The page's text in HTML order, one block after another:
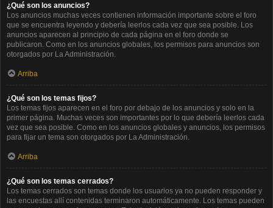
¿Qué son los anuncios?
Los anuncios muchas veces contienen información importante sobre el foro
que se encuentra leyendo y debería leerlos cada vez que sea posible. Los
anuncios aparecen al principio de cada página en el foro donde se
publicaron. Como en los anuncios globales, los permisos para anuncios son
otorgados por La Administración.
Arriba
¿Qué son los temas fijos?
Los temas fijos aparecen en el foro por debajo de los anuncios y solo en la
primer página. Muchas veces son importantes por lo que debería leerlos cada
vez que sea posible. Como en los anuncios globales y anuncios, los permisos
para fijar un tema son otorgados por La Administración.
Arriba
¿Qué son los temas cerrados?
Los temas cerrados son temas donde los usuarios ya no pueden responder y
las encuestas allí contenidas terminaron automáticamente. Los temas pueden